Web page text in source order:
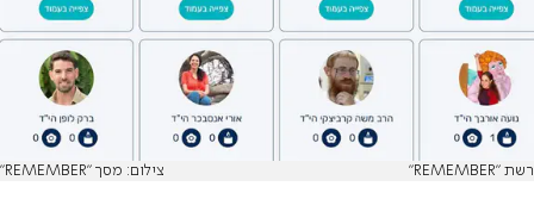
רשת "REMEMBER" צילום: מסך "REMEMBER"